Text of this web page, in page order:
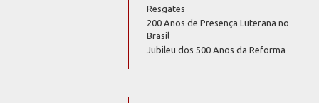
Resgates
200 Anos de Presença Luterana no
Brasil
Jubileu dos 500 Anos da Reforma